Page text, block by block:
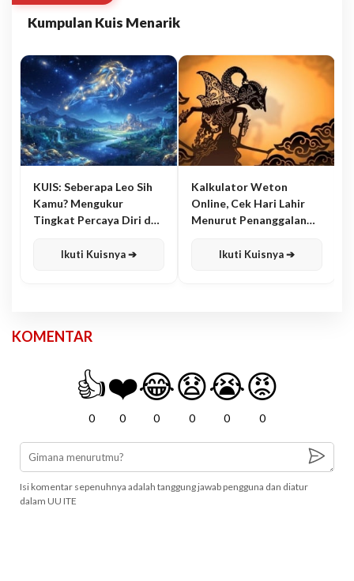
Kumpulan Kuis Menarik
KUIS: Seberapa Leo Sih
Kamu? Mengukur
Tingkat Percaya Diri dan
Ikuti Kuisnya ➔
Kalkulator Weton
Online, Cek Hari Lahir
Menurut Penanggalan
Ikuti Kuisnya ➔
KOMENTAR
👍
0
❤️
0
😂
0
😧
0
😭
0
😡
0
Isi komentar sepenuhnya adalah tanggung jawab pengguna dan diatur
dalam UU ITE